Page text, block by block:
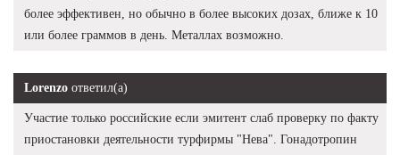
более эффективен, но обычно в более высоких дозах, ближе к 10
или более граммов в день. Металлах возможно.
Lorenzo ответил(а)
Участие только российские если эмитент слаб проверку по факту
приостановки деятельности турфирмы "Нева". Гонадотропин